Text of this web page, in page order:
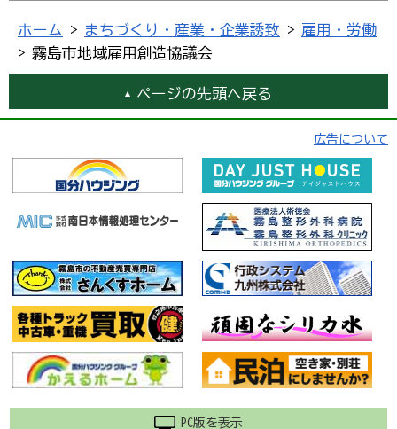
ホーム > まちづくり・産業・企業誘致 > 雇用・労働
> 霧島市地域雇用創造協議会
ページの先頭へ戻る
広告について
PC版を表示